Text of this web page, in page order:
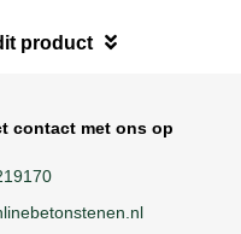
product
contact met ons op